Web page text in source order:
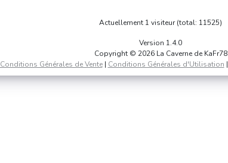
Actuellement 1 visiteur (total: 11525)
Version 1.4.0
Copyright © 2026 La Caverne de KaFr78
Conditions Générales de Vente| Conditions Générales d'Utilisation |